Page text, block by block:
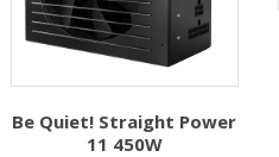
Be Quiet! Straight Power
11 450W